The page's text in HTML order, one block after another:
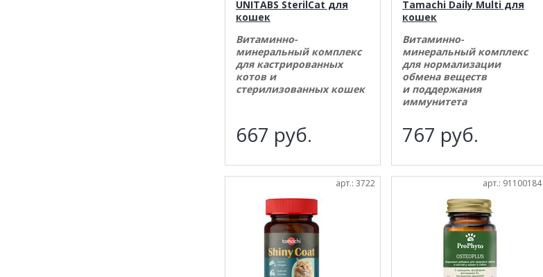
UNITABS SterilCat для
кошек
Витаминно-
минеральный комплекс
для кастрированных
котов и
стерилизованных кошек
667 руб.
Tamachi Daily Multi для
кошек
Витаминно-
минеральный комплекс
для нормализации
обмена веществ
и поддержания
иммунитета
767 руб.
арт.: 3722 арт.: 91100184